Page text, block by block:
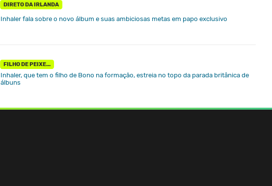
DIRETO DA IRLANDA
Inhaler fala sobre o novo álbum e suas ambiciosas metas em papo exclusivo
FILHO DE PEIXE...
Inhaler, que tem o filho de Bono na formação, estreia no topo da parada britânica de
álbuns